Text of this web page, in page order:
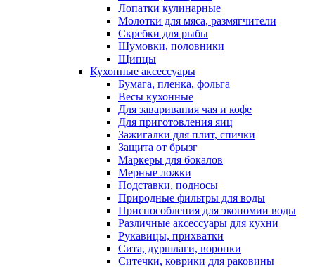
Лопатки кулинарные
Молотки для мяса, размягчители
Скребки для рыбы
Шумовки, половники
Щипцы
Кухонные аксессуары
Бумага, пленка, фольга
Весы кухонные
Для заваривания чая и кофе
Для приготовления яиц
Зажигалки для плит, спички
Защита от брызг
Маркеры для бокалов
Мерные ложки
Подставки, подносы
Природные фильтры для воды
Приспособления для экономии воды
Различные аксессуары для кухни
Рукавицы, прихватки
Сита, дуршлаги, воронки
Ситечки, коврики для раковины